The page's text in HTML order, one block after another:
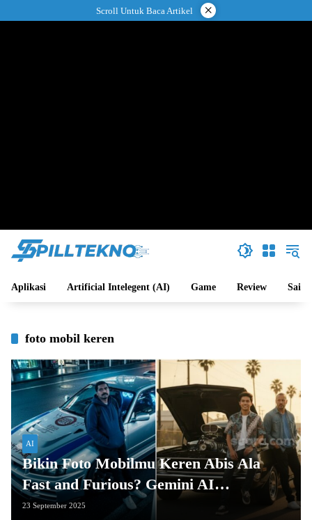
ke
Scroll Untuk Baca Artikel ×
Aplikasi Artificial Intelegent (AI) Game Review Sains
foto mobil keren
AI
Bikin Foto Mobilmu Keren Abis Ala
Fast and Furious? Gemini AI
Jawabannya!
23 September 2025